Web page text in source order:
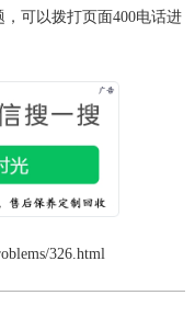
可以拨打页面400电话进
326.html